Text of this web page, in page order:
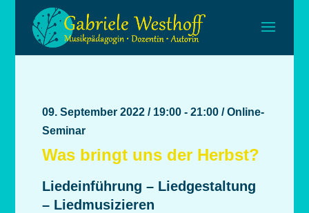
09. September 2022 / 19:00 - 21:00 / Online-
Seminar
Was bringt uns der Herbst?
Liedeinführung – Liedgestaltung
– Liedmusizieren